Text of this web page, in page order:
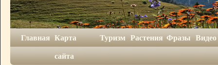
Главная Карта
сайта
Туризм Растения Фразы Видео